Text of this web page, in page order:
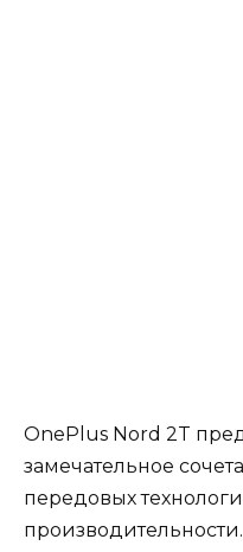
OnePlus Nord 2T
замечательное
передовых